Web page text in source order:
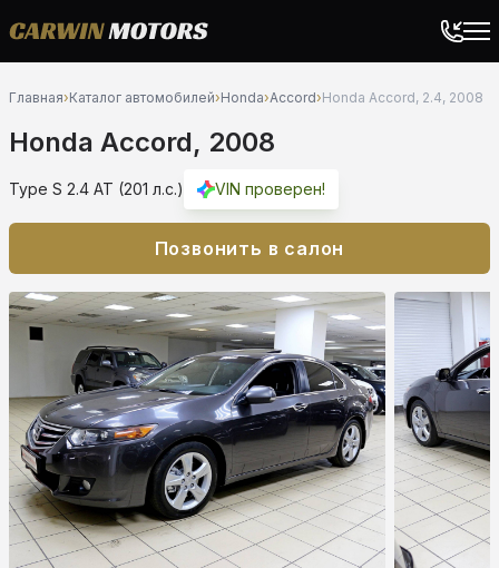
Главная›Каталог автомобилей›Honda›Accord›Honda Accord, 2.4, 2008
Honda Accord, 2008
Type S 2.4 AT (201 л.с.) VIN проверен!
Позвонить в салон